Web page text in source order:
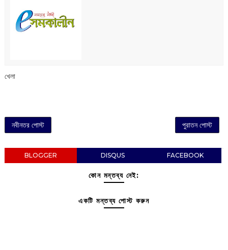
খেলা
নবীনতর পোস্ট পুরাতন পোস্ট
BLOGGER DISQUS FACEBOOK
কোন মন্তব্য নেই:
একটি মন্তব্য পোস্ট করুন